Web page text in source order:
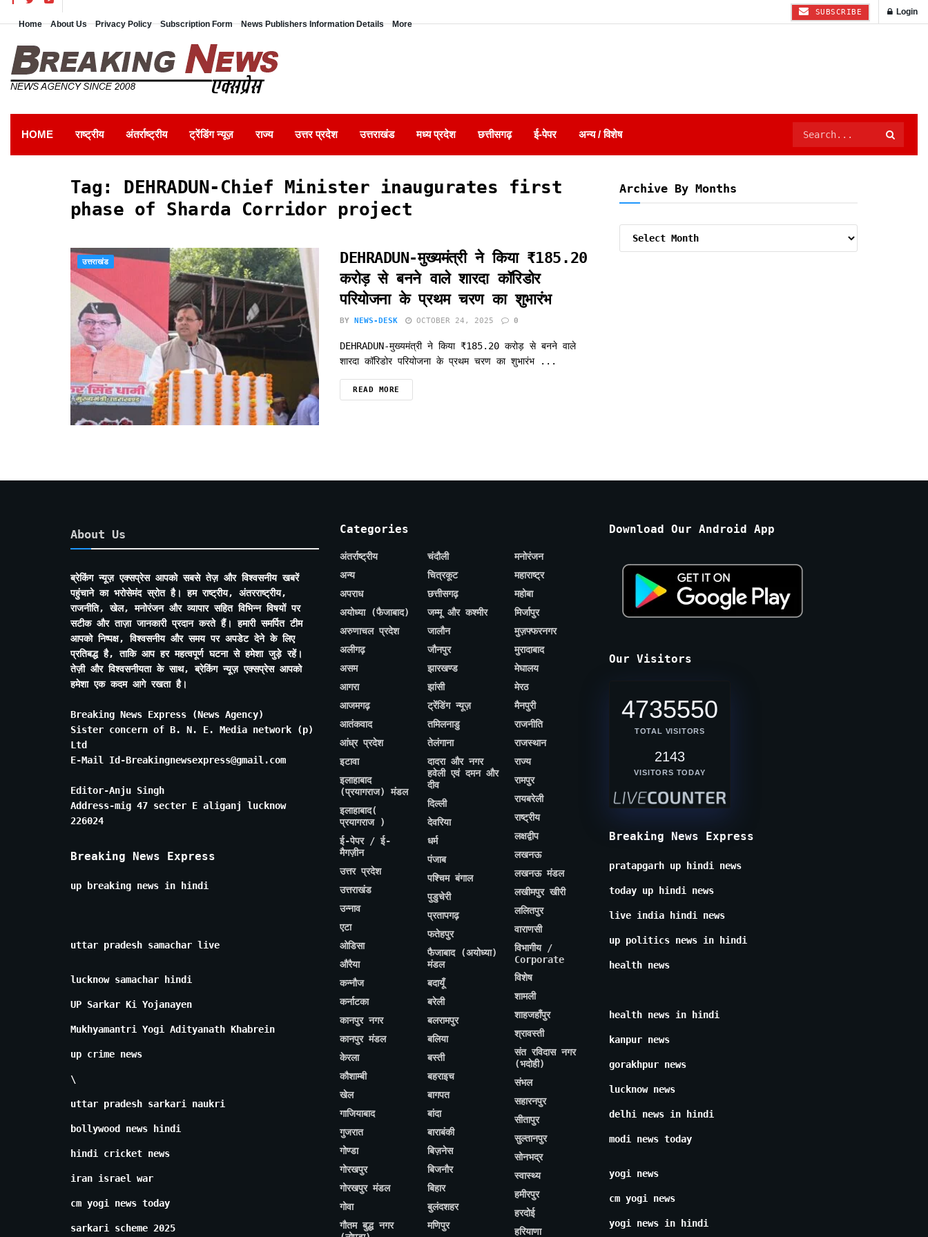
Home About Us Privacy Policy Subscription Form News Publishers Information Details More
SUBSCRIBE Login
HOME राष्ट्रीय अंतर्राष्ट्रीय ट्रेंडिंग न्यूज़ राज्य उत्तर प्रदेश उत्तराखंड मध्य प्रदेश छत्तीसगढ़ ई-पेपर अन्य / विशेष
Tag: DEHRADUN-Chief Minister inaugurates first
phase of Sharda Corridor project
उत्तराखंड
DEHRADUN-मुख्यमंत्री ने किया ₹185.20
करोड़ से बनने वाले शारदा कॉरिडोर
परियोजना के प्रथम चरण का शुभारंभ
BY NEWS-DESK OCTOBER 24, 2025 0
DEHRADUN-मुख्यमंत्री ने किया ₹185.20 करोड़ से बनने वाले
शारदा कॉरिडोर परियोजना के प्रथम चरण का शुभारंभ ...
READ MORE
Archive By Months
About Us
ब्रेकिंग न्यूज़ एक्सप्रेस आपको सबसे तेज़ और विश्वसनीय खबरें
पहुंचाने का भरोसेमंद स्रोत है। हम राष्ट्रीय, अंतरराष्ट्रीय,
राजनीति, खेल, मनोरंजन और व्यापार सहित विभिन्न विषयों पर
सटीक और ताज़ा जानकारी प्रदान करते हैं। हमारी समर्पित टीम
आपको निष्पक्ष, विश्वसनीय और समय पर अपडेट देने के लिए
प्रतिबद्ध है, ताकि आप हर महत्वपूर्ण घटना से हमेशा जुड़े रहें।
तेज़ी और विश्वसनीयता के साथ, ब्रेकिंग न्यूज़ एक्सप्रेस आपको
हमेशा एक कदम आगे रखता है।
Breaking News Express (News Agency)
Sister concern of B. N. E. Media network (p)
Ltd
E-Mail Id-Breakingnewsexpress@gmail.com
Editor-Anju Singh
Address-mig 47 secter E aliganj lucknow
226024
Breaking News Express
up breaking news in hindi
uttar pradesh samachar live
lucknow samachar hindi
UP Sarkar Ki Yojanayen
Mukhyamantri Yogi Adityanath Khabrein
up crime news
\
uttar pradesh sarkari naukri
bollywood news hindi
hindi cricket news
iran israel war
cm yogi news today
sarkari scheme 2025
Categories
अंतर्राष्ट्रीय
अन्य
अपराध
अयोध्या (फैजाबाद)
अरुणाचल प्रदेश
अलीगढ़
असम
आगरा
आजमगढ़
आतंकवाद
आंध्र प्रदेश
इटावा
इलाहाबाद
(प्रयागराज) मंडल
इलाहाबाद(
प्रयागराज )
ई-पेपर / ई-
मैगज़ीन
उत्तर प्रदेश
उत्तराखंड
उन्नाव
एटा
ओडिसा
औरैया
कन्नौज
कर्नाटका
कानपुर नगर
कानपुर मंडल
केरला
कौशाम्बी
खेल
गाजियाबाद
गुजरात
गोण्डा
गोरखपुर
गोरखपुर मंडल
गोवा
गौतम बुद्ध नगर
चंदौली
चित्रकूट
छत्तीसगढ़
जम्मू और कश्मीर
जालौन
जौनपुर
झारखण्ड
झांसी
ट्रेंडिंग न्यूज़
तमिलनाडु
तेलंगाना
दादरा और नगर
हवेली एवं दमन और
दीव
दिल्ली
देवरिया
धर्म
पंजाब
पश्चिम बंगाल
पुडुचेरी
प्रतापगढ़
फतेहपुर
फैजाबाद (अयोध्या)
मंडल
बदायूँ
बरेली
बलरामपुर
बलिया
बस्ती
बहराइच
बागपत
बांदा
बाराबंकी
बिज़नेस
बिजनौर
बिहार
बुलंदशहर
मणिपुर
मनोरंजन
महाराष्ट्र
महोबा
मिर्जापुर
मुज़फ्फरनगर
मुरादाबाद
मेघालय
मेरठ
मैनपुरी
राजनीति
राजस्थान
राज्य
रामपुर
रायबरेली
राष्ट्रीय
लक्षद्वीप
लखनऊ
लखनऊ मंडल
लखीमपुर खीरी
ललितपुर
वाराणसी
विभागीय /
Corporate
विशेष
शामली
शाहजहाँपुर
श्रावस्ती
संत रविदास नगर
(भदोही)
संभल
सहारनपुर
सीतापुर
सुल्तानपुर
सोनभद्र
स्वास्थ्य
हमीरपुर
हरदोई
हरियाणा
Download Our Android App
Our Visitors
4735550
TOTAL VISITORS
2143
VISITORS TODAY
Breaking News Express
pratapgarh up hindi news
today up hindi news
live india hindi news
up politics news in hindi
health news
health news in hindi
kanpur news
gorakhpur news
lucknow news
delhi news in hindi
modi news today
yogi news
cm yogi news
yogi news in hindi